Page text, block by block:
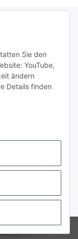
Sie den
YouTube,
ändern
Details finden